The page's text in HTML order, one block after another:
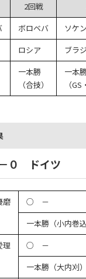
2回戦
ボロベバ ソケン
ロシア ブラ
一本勝
（合技）
一本
（
０ ドイツ
○ －
一本勝（小内巻込
○ －
一本勝（大内刈）